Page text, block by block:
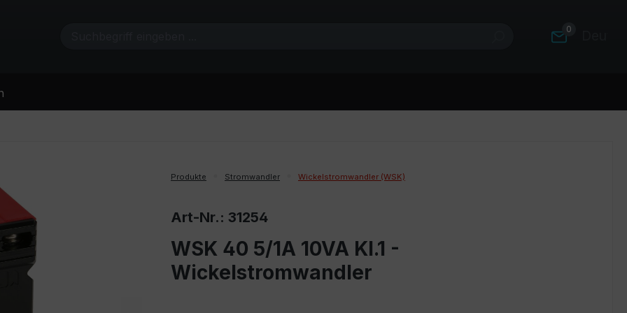
0
Produkte Stromwandler Wickelstromwandler (WSK)
Art-Nr.: 31254
WSK 40 5/1A 10VA Kl.1 -
Wickelstromwandler